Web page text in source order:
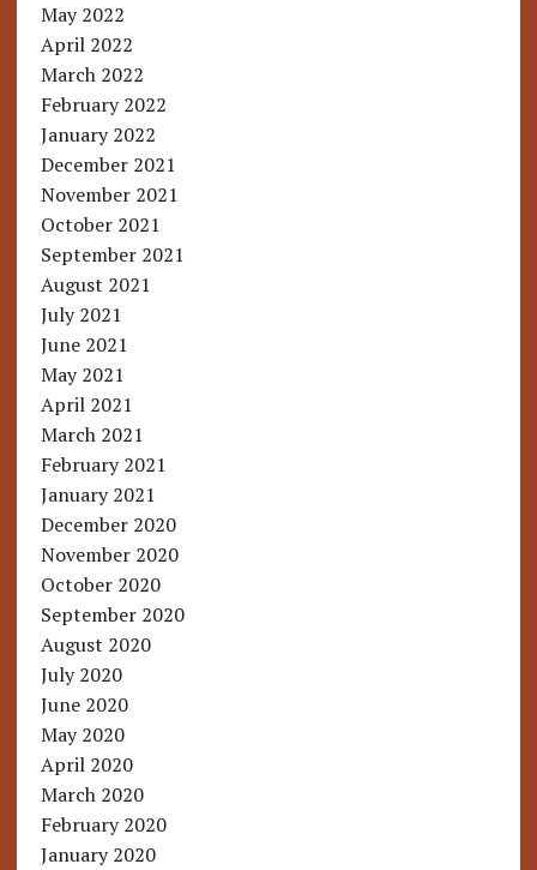
May 2022
April 2022
March 2022
February 2022
January 2022
December 2021
November 2021
October 2021
September 2021
August 2021
July 2021
June 2021
May 2021
April 2021
March 2021
February 2021
January 2021
December 2020
November 2020
October 2020
September 2020
August 2020
July 2020
June 2020
May 2020
April 2020
March 2020
February 2020
January 2020